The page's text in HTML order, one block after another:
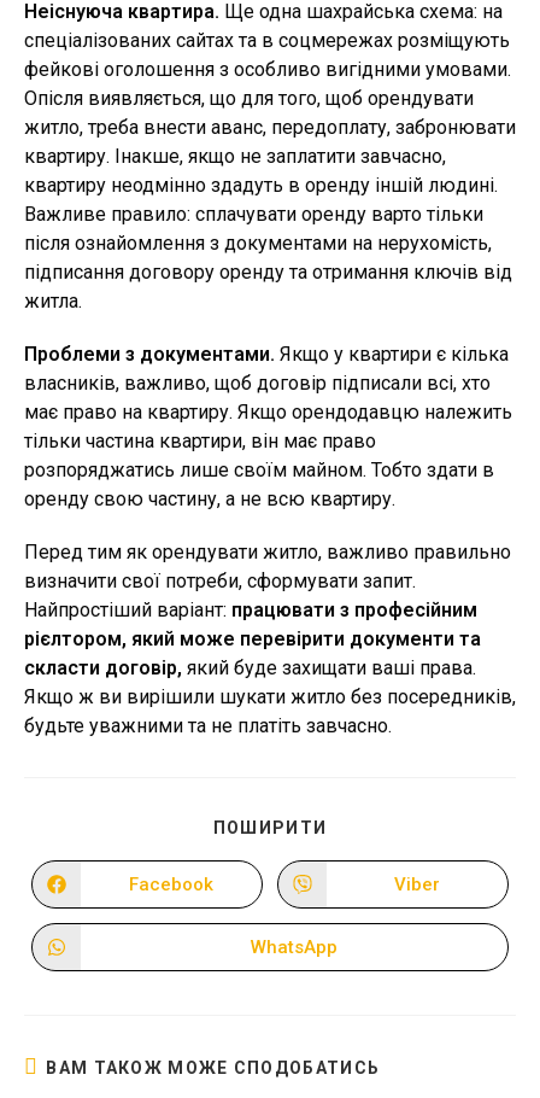
Неіснуюча квартира. Ще одна шахрайська схема: на
спеціалізованих сайтах та в соцмережах розміщують
фейкові оголошення з особливо вигідними умовами.
Опісля виявляється, що для того, щоб орендувати
житло, треба внести аванс, передоплату, забронювати
квартиру. Інакше, якщо не заплатити завчасно,
квартиру неодмінно здадуть в оренду іншій людині.
Важливе правило: сплачувати оренду варто тільки
після ознайомлення з документами на нерухомість,
підписання договору оренду та отримання ключів від
житла.
Проблеми з документами. Якщо у квартири є кілька
власників, важливо, щоб договір підписали всі, хто
має право на квартиру. Якщо орендодавцю належить
тільки частина квартири, він має право
розпоряджатись лише своїм майном. Тобто здати в
оренду свою частину, а не всю квартиру.
Перед тим як орендувати житло, важливо правильно
визначити свої потреби, сформувати запит.
Найпростіший варіант: працювати з професійним
рієлтором, який може перевірити документи та
скласти договір, який буде захищати ваші права.
Якщо ж ви вирішили шукати житло без посередників,
будьте уважними та не платіть завчасно.
ПОШИРИТИ
ВМІСТОМ
Відкрити
в
новому
Facebook
Відкрити
в
новому
Viber
Відкрити
в
WhatsApp
ВАМ ТАКОЖ МОЖЕ СПОДОБАТИСЬ